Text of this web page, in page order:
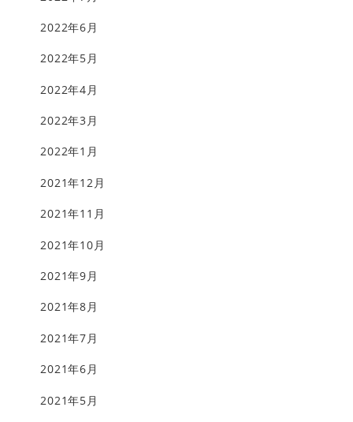
2022年6月
2022年5月
2022年4月
2022年3月
2022年1月
2021年12月
2021年11月
2021年10月
2021年9月
2021年8月
2021年7月
2021年6月
2021年5月